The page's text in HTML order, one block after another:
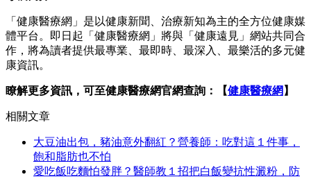
「健康醫療網」是以健康新聞、治療新知為主的全方位健康媒
體平台。即日起「健康醫療網」將與「健康遠見」網站共同合
作，將為讀者提供最專業、最即時、最深入、最樂活的多元健
康資訊。
瞭解更多資訊，可至健康醫療網官網查詢：【健康醫療網 】
相關文章
大豆油出包，豬油意外翻紅？營養師：吃對這１件事，
飽和脂肪也不怕
愛吃飯吃麵怕發胖？醫師教１招把白飯變抗性澱粉，防